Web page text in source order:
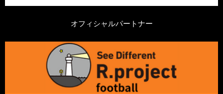
オフィシャルパートナー